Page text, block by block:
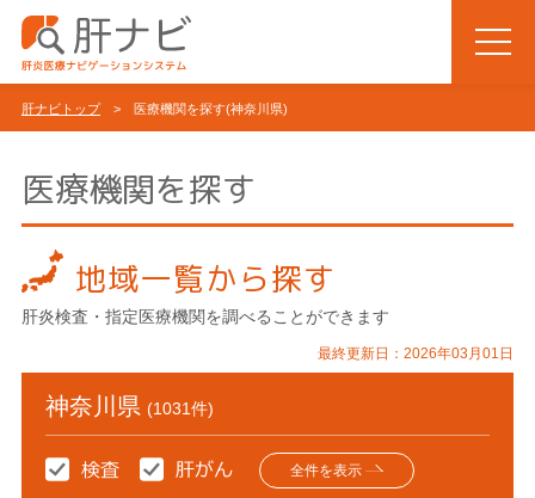
肝ナビトップ> 医療機関を探す(神奈川県)
医療機関を探す
地域一覧から探す
肝炎検査・指定医療機関を調べることができます
最終更新日：2026年03月01日
神奈川県 (1031件)
全件を表示